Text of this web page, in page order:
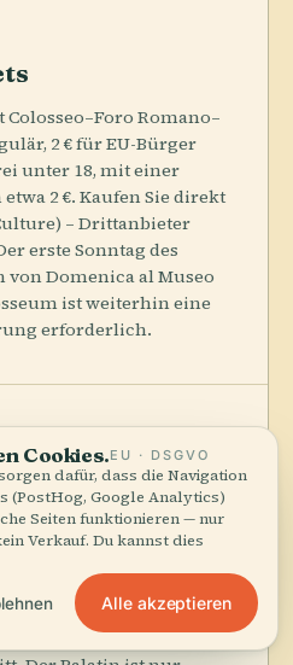
Colosseo–Foro Romano–
2 € für EU-Bürger
unter 18, mit einer
2 €. Kaufen Sie direkt
– Drittanbieter
erste Sonntag des
von Domenica al Museo
ist weiterhin eine
erforderlich.
stufenlos; die
beginnt an der
6 und bleibt auf der
Via Sacra. Behinderte
erhalten mit
Cookies.EU · DSGVO
dafür, dass die Navigation
(PostHog, Google Analytics)
Seiten funktionieren — nur
Verkauf. Du kannst dies
Alle akzeptieren